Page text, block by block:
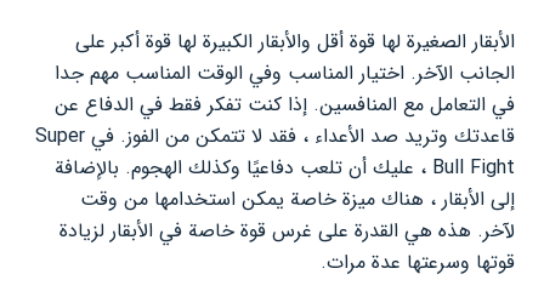
الأبقار الصغيرة لها قوة أقل والأبقار الكبيرة لها قوة أكبر على
الجانب الآخر. اختيار المناسب وفي الوقت المناسب مهم جدا
في التعامل مع المنافسين. إذا كنت تفكر فقط في الدفاع عن
قاعدتك وتريد صد الأعداء ، فقد لا تتمكن من الفوز. في Super
Bull Fight ، عليك أن تلعب دفاعيًا وكذلك الهجوم. بالإضافة
إلى الأبقار ، هناك ميزة خاصة يمكن استخدامها من وقت
لآخر. هذه هي القدرة على غرس قوة خاصة في الأبقار لزيادة
قوتها وسرعتها عدة مرات.